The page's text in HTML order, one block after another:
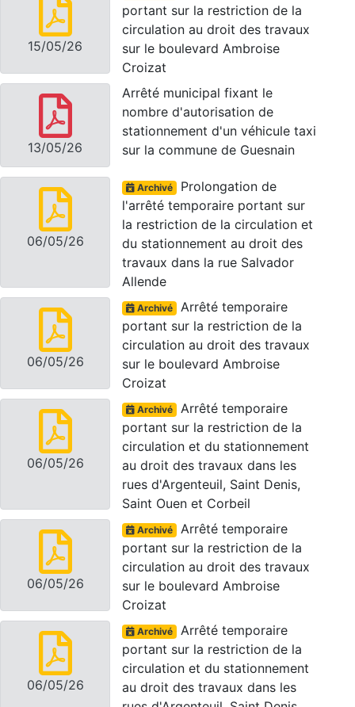
15/05/26
portant sur la restriction de la
circulation au droit des travaux
sur le boulevard Ambroise
Croizat
13/05/26
Arrêté municipal fixant le
nombre d'autorisation de
stationnement d'un véhicule taxi
sur la commune de Guesnain
06/05/26
Archivé Prolongation de
l'arrêté temporaire portant sur
la restriction de la circulation et
du stationnement au droit des
travaux dans la rue Salvador
Allende
06/05/26
Archivé Arrêté temporaire
portant sur la restriction de la
circulation au droit des travaux
sur le boulevard Ambroise
Croizat
06/05/26
Archivé Arrêté temporaire
portant sur la restriction de la
circulation et du stationnement
au droit des travaux dans les
rues d'Argenteuil, Saint Denis,
Saint Ouen et Corbeil
06/05/26
Archivé Arrêté temporaire
portant sur la restriction de la
circulation au droit des travaux
sur le boulevard Ambroise
Croizat
06/05/26
Archivé Arrêté temporaire
portant sur la restriction de la
circulation et du stationnement
au droit des travaux dans les